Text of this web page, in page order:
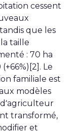
cessent
que les
taille
: 70 ha
Le
familiale est
modèles
transformé,
et